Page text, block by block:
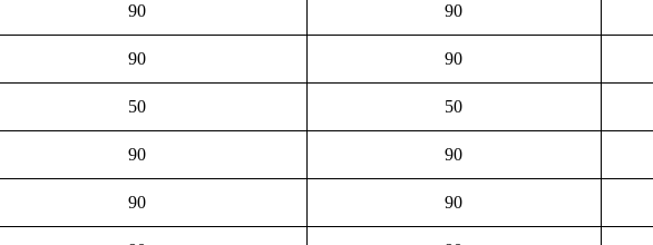
90 90
90 90
50 50
90 90
90 90